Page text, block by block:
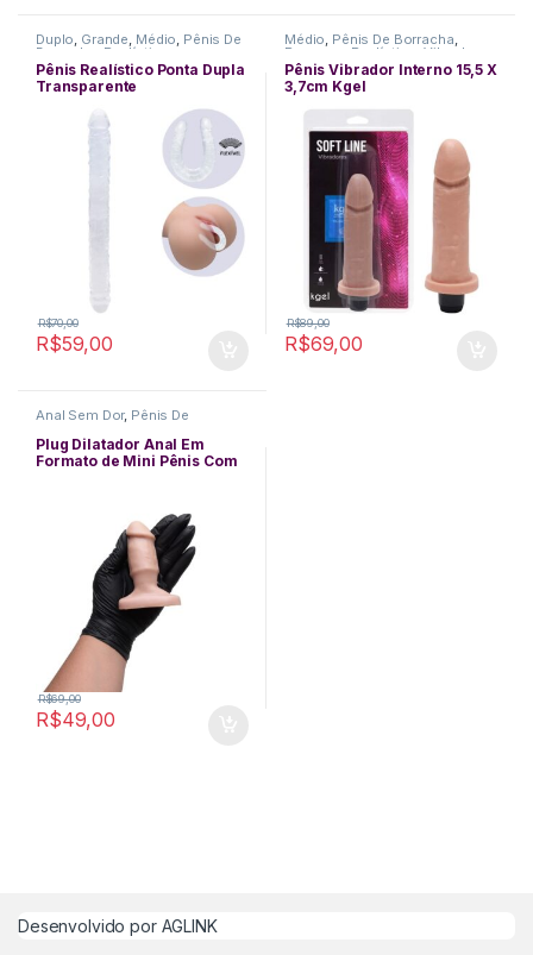
Duplo, Grande, Médio, Pênis De
Borracha Realístico
Pênis Realístico Ponta Dupla
Transparente
R$59,00
R$70,00
Médio, Pênis De Borracha,
Pequeno Realístico ,Vibradores
Pênis Vibrador Interno 15,5 X
3,7cm Kgel
R$69,00
R$89,00
Anal Sem Dor, Pênis De
Pequeno
Plug Dilatador Anal Em
Formato de Mini Pênis Com
R$49,00
R$69,00
Desenvolvido por AGLINK